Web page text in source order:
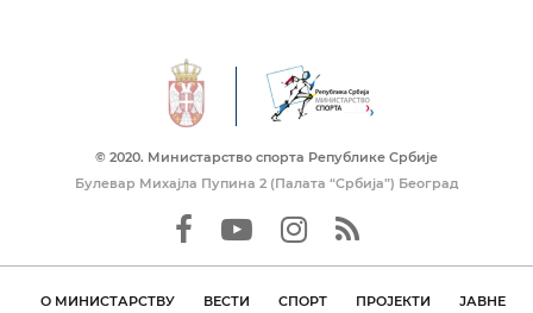
© 2020. Mинистарство спорта Републике Србије
Булевар Михајла Пупина 2 (Палата “Србија”) Београд
О МИНИСТАРСТВУ ВЕСТИ СПОРТ ПРОЈЕКТИ ЈАВНЕ